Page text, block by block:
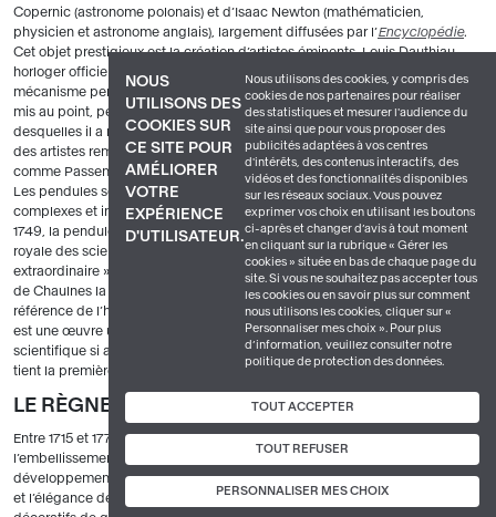
NOUS
UTILISONS DES
COOKIES SUR
CE SITE POUR
AMÉLIORER
VOTRE
EXPÉRIENCE
D'UTILISATEUR.
Nous utilisons des cookies, y compris des
cookies de nos partenaires pour réaliser
des statistiques et mesurer l'audience du
site ainsi que pour vous proposer des
publicités adaptées à vos centres
d'intérêts, des contenus interactifs, des
vidéos et des fonctionnalités disponibles
sur les réseaux sociaux. Vous pouvez
exprimer vos choix en utilisant les boutons
ci-après et changer d’avis à tout moment
en cliquant sur la rubrique « Gérer les
cookies » située en bas de chaque page du
site. Si vous ne souhaitez pas accepter tous
les cookies ou en savoir plus sur comment
nous utilisons les cookies, cliquer sur «
Personnaliser mes choix ». Pour plus
d’information, veuillez consulter notre
politique de protection des données.
TOUT ACCEPTER
TOUT REFUSER
PERSONNALISER MES CHOIX
Copernic (astronome polonais) et d’Isaac Newton (mathématicien,
physicien et astronome anglais), largement diffusées par l’Encyclopédie.
Cet objet prestigieux est la création d’artistes éminents. Louis Dauthiau,
horloger officiel du roi, a pensé la combinaison et l’exécution du
mécanisme pendant douze ans. Quant à Claude-Siméon Passemant, il a
mis au point, pendant vingt ans, les tables astronomiques à partir
desquelles il a réalisé le mécanisme. Les horlogers sont considérés comme
des artistes remarquables, et bénéficient d’un statut particulier. Certains,
comme Passemant, logent au Louvre et reçoivent la protection du roi.
Les pendules sont admirées et les propriétaires des réalisations les plus
complexes et ingénieuses jouissent d’une gloire particulière. Le 23 août
1749, la pendule de Dauthiau et Passemant est présentée à l’Académie
royale des sciences, qui lui décerne un certificat de « précision
extraordinaire ». Le 7 septembre 1750, au château de Choisy-le-Roi, le duc
de Chaulnes la montre à Louis XV, qui l’achète et en fait aussitôt la
référence de l’heure administrative du royaume. La pendule de Louis XV
est une œuvre unique, d’une élégance exceptionnelle et d’une prouesse
scientifique si aboutie qu'elle ne peut être destinée qu'à un roi savant. Elle
tient la première place dans la compétition entre les princes d’Europe.
LE RÈGNE DE LOUIS XV, ÉLÉGANT ET RAFFINÉ
Entre 1715 et 1774, la France traverse une période prospère, permettant
l’embellissement du cadre de vie. La recherche de l’agrément engendre le
développement de l’artisanat de luxe. Au début du XVIIIesiècle, la qualité
et l’élégance de l’ameublement s’affirment, la production d’objets